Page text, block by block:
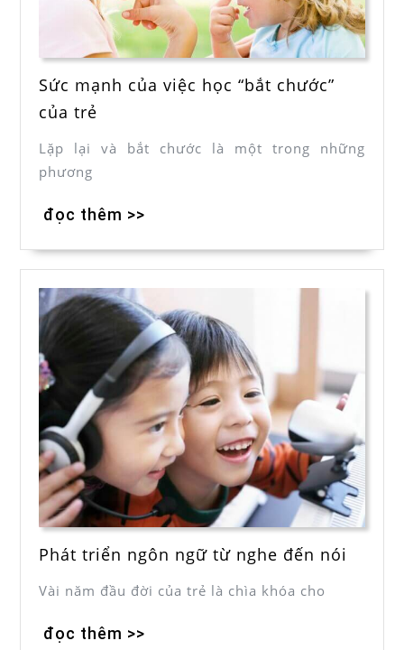
Sức mạnh của việc học “bắt chước”
của trẻ
Lặp lại và bắt chước là một trong những
phương
đọc thêm >>
Phát triển ngôn ngữ từ nghe đến nói
Vài năm đầu đời của trẻ là chìa khóa cho
đọc thêm >>